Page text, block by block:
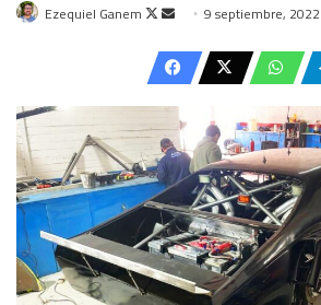
Ezequiel Ganem
Follow
X
Send
email
9 septiembre, 2022